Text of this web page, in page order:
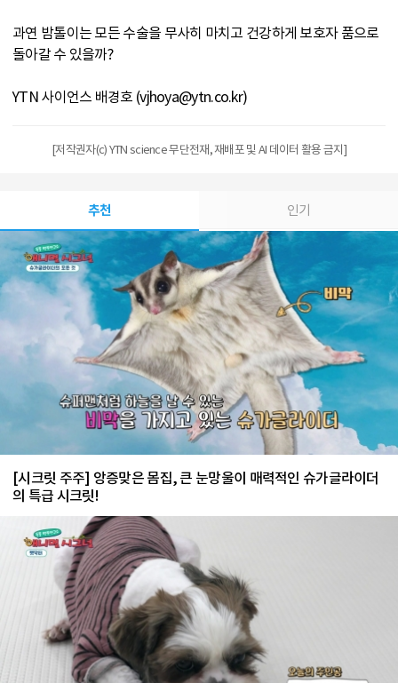
과연 밤톨이는 모든 수술을 무사히 마치고 건강하게 보호자 품으로
돌아갈 수 있을까?
YTN 사이언스 배경호 (vjhoya@ytn.co.kr)
[저작권자(c) YTN science 무단전재, 재배포 및 AI 데이터 활용 금지]
추천 인기
[시크릿 주주] 앙증맞은 몸집, 큰 눈망울이 매력적인 슈가글라이더
의 특급 시크릿!